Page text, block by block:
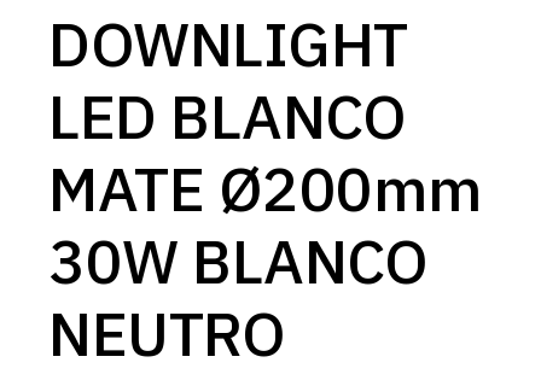
DOWNLIGHT
LED BLANCO
MATE Ø200mm
30W BLANCO
NEUTRO